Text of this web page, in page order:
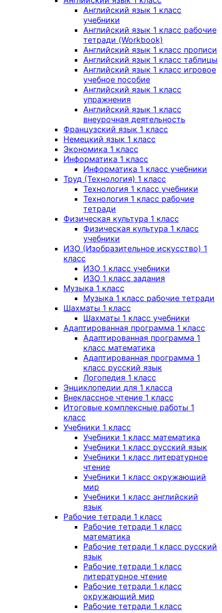
Английский язык 1 класс
учебники
Английский язык 1 класс рабочие
тетради (Workbook)
Английский язык 1 класс прописи
Английский язык 1 класс таблицы
Английский язык 1 класс игровое
учебное пособие
Английский язык 1 класс
упражнения
Английский язык 1 класс
внеурочная деятельность
Французский язык 1 класс
Немецкий язык 1 класс
Экономика 1 класс
Информатика 1 класс
Информатика 1 класс учебники
Труд (Технология) 1 класс
Технология 1 класс учебники
Технология 1 класс рабочие
тетради
Физическая культура 1 класс
Физическая культура 1 класс
учебники
ИЗО (Изобразительное искусство) 1
класс
ИЗО 1 класс учебники
ИЗО 1 класс задания
Музыка 1 класс
Музыка 1 класс рабочие тетради
Шахматы 1 класс
Шахматы 1 класс учебники
Адаптированная программа 1 класс
Адаптированная программа 1
класс математика
Адаптированная программа 1
класс русский язык
Логопедия 1 класс
Энциклопедии для 1 класса
Внеклассное чтение 1 класс
Итоговые комплексные работы 1
класс
Учебники 1 класс
Учебники 1 класс математика
Учебники 1 класс русский язык
Учебники 1 класс литературное
чтение
Учебники 1 класс окружающий
мир
Учебники 1 класс английский
язык
Рабочие тетради 1 класс
Рабочие тетради 1 класс
математика
Рабочие тетради 1 класс русский
язык
Рабочие тетради 1 класс
литературное чтение
Рабочие тетради 1 класс
окружающий мир
Рабочие тетради 1 класс